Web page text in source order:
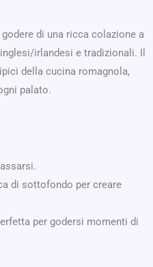
di una ricca colazione a
irlandesi e tradizionali. Il
della cucina romagnola,
palato.
di sottofondo per creare
per godersi momenti di